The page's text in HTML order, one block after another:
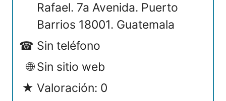
Rafael. 7a Avenida. Puerto
Barrios 18001. Guatemala
Sin teléfono
Sin sitio web
Valoración: 0